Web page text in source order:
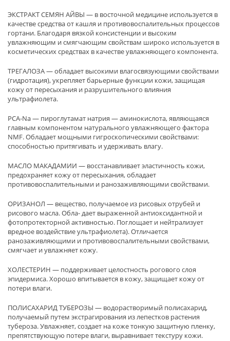
ЭКСТРАКТ СЕМЯН АЙВЫ — в восточной медицине используется в
качестве средства от кашля и противовоспалительных процессов
гортани. Благодаря вязкой консистенции и высоким
увлажняющим и смягчающим свойствам широко используется в
косметических средствах в качестве увлажняющего компонента.
ТРЕГАЛОЗА — обладает высокими влагосвязующими свойствами
(гидротация), укрепляет барьерные функции кожи, защищая
кожу от пересыхания и разрушительного влияния
ультрафиолета.
PCA-Na — пироглутамат натрия — аминокислота, являющаяся
главным компонентом натурального увлажняющего фактора
NMF. Обладает мощными гигроскопическими свойствами:
способностью притягивать и удерживать влагу.
МАСЛО МАКАДАМИИ — восстанавливает эластичность кожи,
предохраняет кожу от пересыхания, обладает
противовоспалительными и ранозаживляющими свойствами.
ОРИЗАНОЛ — вещество, получаемое из рисовых отрубей и
рисового масла. Обла- дает выраженной антиоксидантной и
фотопротекторной активностью. Поглощает и нейтрализует
вредное воздействие ультрафиолета). Отличается
ранозаживляющими и противовоспалительными свойствами,
смягчает и увлажняет кожу.
ХОЛЕСТЕРИН — поддерживает целостность рогового слоя
эпидермиса. Хорошо впитывается в кожу, защищает кожу от
потери влаги.
ПОЛИСАХАРИД ТУБЕРОЗЫ — водорастворимый полисахарид,
получаемый путем экстрагирования из лепестков растения
тубероза. Увлажняет, создает на коже тонкую защитную пленку,
препятствующую потере влаги, выравнивает текстуру кожи.